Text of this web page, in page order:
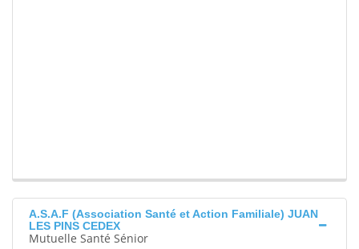
A.S.A.F (Association Santé et Action Familiale) JUAN
LES PINS CEDEX
Mutuelle Santé Sénior